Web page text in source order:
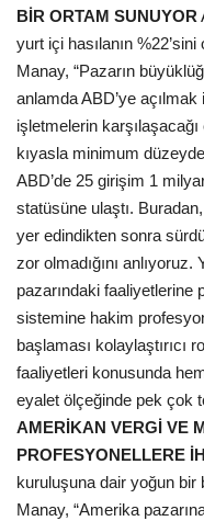
BİR ORTAM SUNUYOR
yurt içi hasılanın
Manay, “Pazarın
anlamda ABD’ye
işletmelerin
kıyasla minimum
ABD’de 25 girişim 1
statüsüne ulaştı.
yer edindikten sonra
zor olmadığını
pazarındaki faaliyetlerine
sistemine hakim
başlaması kolaylaştırıcı
faaliyetleri konusunda
eyalet ölçeğinde pek çok
AMERİKAN VERGİ VE
PROFESYONELLERE
kuruluşuna dair yoğun bir
Manay, “Amerika